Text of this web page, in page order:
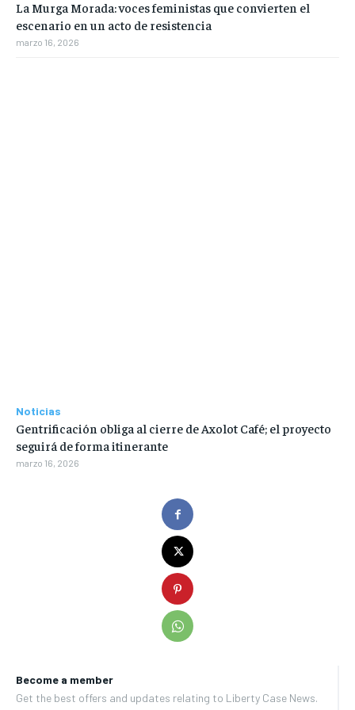
Become a member
Get the best offers and updates relating to Liberty Case News.
La Murga Morada: voces feministas que convierten el
escenario en un acto de resistencia
marzo 16, 2026
Noticias
Gentrificación obliga al cierre de Axolot Café; el proyecto
seguirá de forma itinerante
marzo 16, 2026